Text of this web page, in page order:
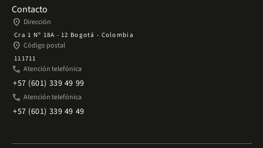
Contacto
place Dirección
Cra 1 Nº 18A - 12 Bogotá - Colombia
place Código postal
111711
phone Atención telefónica
+57 (601) 339 49 99
phone Atención telefónica
+57 (601) 339 49 49